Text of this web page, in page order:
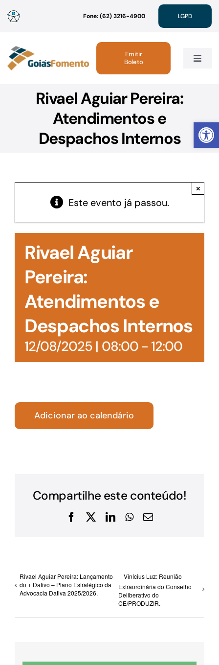
Abrir
para
conteúdo
Fone: (62) 3216-4900 LGPD
Toggle
Institucional
Linhas de Crédito
Acesso à Informação
Emitir
Boleto
Rivael Aguiar Pereira:
Atendimentos e
Despachos Internos
Este evento já passou.
×
Rivael Aguiar
Pereira:
Atendimentos e
Despachos Internos
12/08/2025 | 08:00- 12:00
Adicionar ao calendário
Compartilhe este conteúdo!
Facebook
X LinkedInWhatsApp
E-
Rivael Aguiar Pereira: Lançamento
do + Dativo – Plano Estratégico da
Advocacia Dativa 2025/2026.
Vinícius Luz: Reunião
Extraordinária do Conselho
Deliberativo do
CE/PRODUZIR.